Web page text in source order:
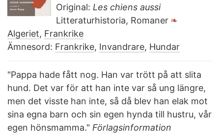
Original: Les chiens aussi
Litteraturhistoria, Romaner
Algeriet, Frankrike
Ämnesord: Frankrike, Invandrare, Hundar
"Pappa hade fått nog. Han var trött på att slita
hund. Det var för att han inte var så ung längre,
men det visste han inte, så då blev han elak mot
sina egna barn och sin egen hynda till hustru, vår
egen hönsmamma." Förlagsinformation